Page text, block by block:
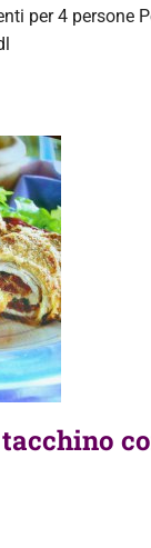
per 4 persone